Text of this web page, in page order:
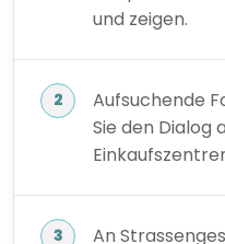
und zeigen.
Aufsuchende
Sie den Dialog
An